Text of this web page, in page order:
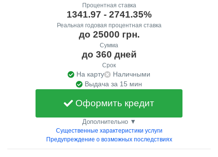
Процентная ставка
1341.97 - 2741.35%
Реальная годовая процентная ставка
до 25000 грн.
Сумма
до 360 дней
Срок
На карту
Наличными
Выдача за 15 мин
Оформить кредит
Дополнительно ▼
Существенные характеристики услуги
Предупреждение о возможных последствиях